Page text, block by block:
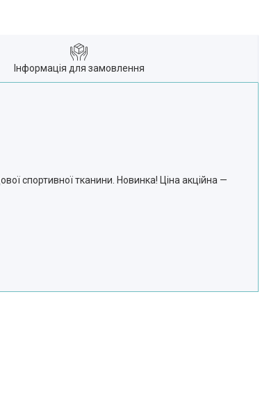
Інформація для замовлення
спортивної тканини. Новинка! Ціна акційна —